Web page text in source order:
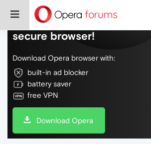
Do more on the web, with a
secure browser!
Download Opera browser with:
built-in ad blocker
battery saver
free VPN
Download Opera